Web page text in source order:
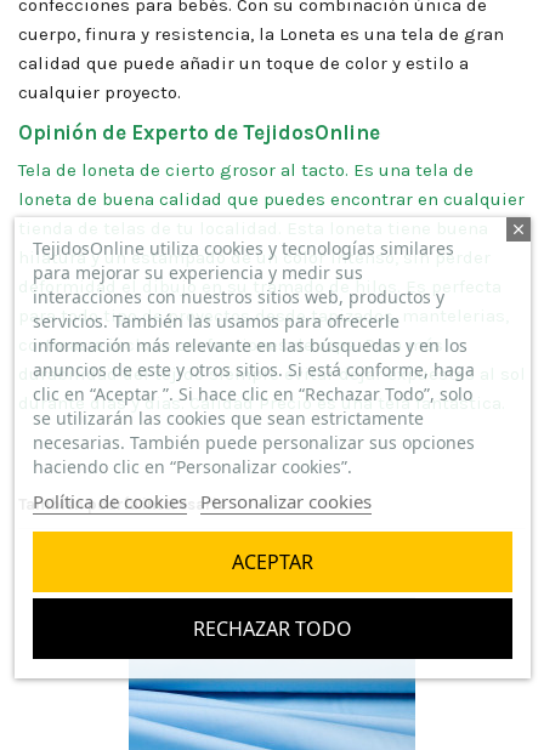
confecciones para bebés. Con su combinación única de
cuerpo, finura y resistencia, la Loneta es una tela de gran
calidad que puede añadir un toque de color y estilo a
cualquier proyecto.
Opinión de Experto de TejidosOnline
Tela de loneta de cierto grosor al tacto. Es una tela de
loneta de buena calidad que puedes encontrar en cualquier
hilatura y un estampado de un color intenso, sin perder
deformidad el dibujo en su tramado de hilos. Es perfecta
para todo tipo de proyectos desde tapizados, mantelerias,
cortinas e incluso confecciones de ropa. Para más
durabilidad del tejido siempre evitar dejar expuestas al sol
durante dias y dias. Calidad Precio es una tela fantástica.
También podría interesarle
TejidosOnline utiliza cookies y tecnologías similares
para mejorar su experiencia y medir sus
interacciones con nuestros sitios web, productos y
servicios. También las usamos para ofrecerle
información más relevante en las búsquedas y en los
anuncios de este y otros sitios. Si está conforme, haga
clic en “Aceptar ”. Si hace clic en “Rechazar Todo”, solo
se utilizarán las cookies que sean estrictamente
necesarias. También puede personalizar sus opciones
haciendo clic en “Personalizar cookies”.
Política de cookies Personalizar cookies
RECHAZAR TODO
ACEPTAR